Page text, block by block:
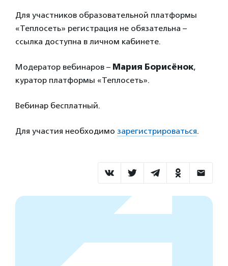
Для участников образовательной платформы
«Теплосеть» регистрация не обязательна –
ссылка доступна в личном кабинете.
Модератор вебинаров – Мария Борисёнок,
куратор платформы «Теплосеть».
Вебинар бесплатный.
Для участия необходимо зарегистрироваться.